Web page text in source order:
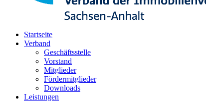
Startseite
Verband
Geschäftsstelle
Vorstand
Mitglieder
Fördermitglieder
Downloads
Leistungen